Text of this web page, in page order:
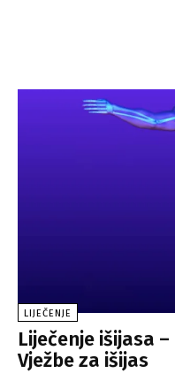
LIJEČENJE
Liječenje išijasa
Vježbe za išijas